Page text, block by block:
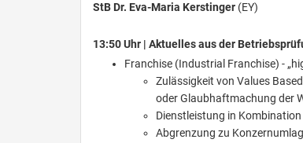
StB Dr. Eva-Maria Kerstinger (EY)
13:50 Uhr | Aktuelles aus der
Franchise (Industrial Franchise) -
Zulässigkeit von Values
oder Glaubhaftmachung der
Dienstleistung in
Abgrenzung zu